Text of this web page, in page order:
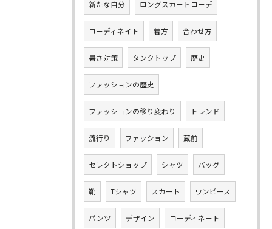
新たな自分 ロングスカートコーデ
コーディネイト 着方 合わせ方
暑さ対策 タンクトップ 歴史
ファッションの歴史
ファッションの移り変わり トレンド
流行り ファッション 蔵前
セレクトショップ シャツ バッグ
靴 Tシャツ スカート ワンピース
パンツ デザイン コーディネート